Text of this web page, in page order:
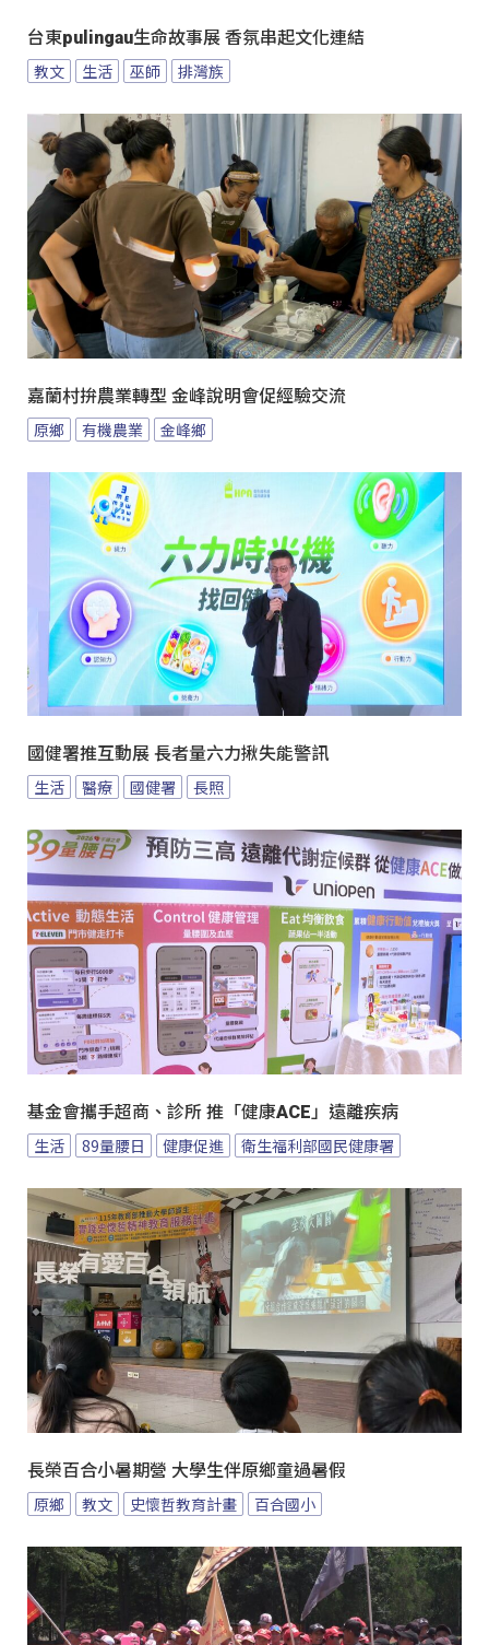
台東pulingau生命故事展 香氛串起文化連結
教文 生活 巫師 排灣族
嘉蘭村拚農業轉型 金峰說明會促經驗交流
原鄉 有機農業 金峰鄉
國健署推互動展 長者量六力揪失能警訊
生活 醫療 國健署 長照
基金會攜手超商、診所 推「健康ACE」遠離疾病
生活 89量腰日 健康促進 衛生福利部國民健康署
長榮百合小暑期營 大學生伴原鄉童過暑假
原鄉 教文 史懷哲教育計畫 百合國小